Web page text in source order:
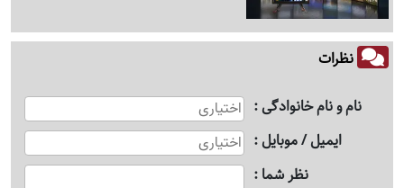
نظرات
نام و نام خانوادگی
ایمیل / موبایل
نظر شما